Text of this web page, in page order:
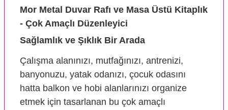
Mor Metal Duvar Rafı ve Masa Üstü Kitaplık
- Çok Amaçlı Düzenleyici
Sağlamlık ve Şıklık Bir Arada
Çalışma alanınızı, mutfağınızı, antrenizi,
banyonuzu, yatak odanızı, çocuk odasını
hatta balkon ve hobi alanlarınızı organize
etmek için tasarlanan bu çok amaçlı